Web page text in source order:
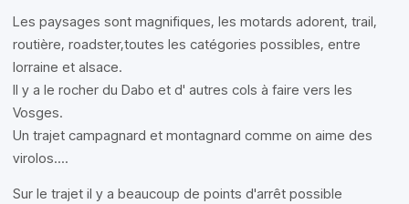
Les paysages sont magnifiques, les motards adorent, trail,
routière, roadster,toutes les catégories possibles, entre
lorraine et alsace.
Il y a le rocher du Dabo et d' autres cols à faire vers les
Vosges.
Un trajet campagnard et montagnard comme on aime des
virolos....
Sur le trajet il y a beaucoup de points d'arrêt possible